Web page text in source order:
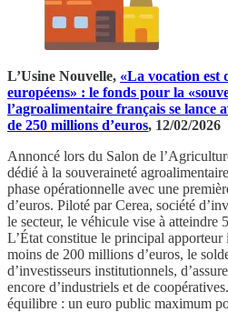
L’Usine Nouvelle, «La vocation est
européens» : le fonds pour la
l’agroalimentaire français se lance
de 250 millions d’euros, 12/02/2026
Annoncé lors du Salon de
dédié à la souveraineté
phase opérationnelle avec une
d’euros. Piloté par Cerea, société
le secteur, le véhicule vise à atteindre
L’État constitue le principal apporteur
moins de 200 millions d’euros, le
d’investisseurs institutionnels,
encore d’industriels et de
équilibre : un euro public maximum